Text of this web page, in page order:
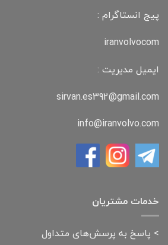
پیج انستاگرام :
iranvolvocom
ایمیل مدیریت :
sirvan.es392@gmail.com
info@iranvolvo.com
خدمات مشتریان
> پاسخ به پرسش‌های متداول